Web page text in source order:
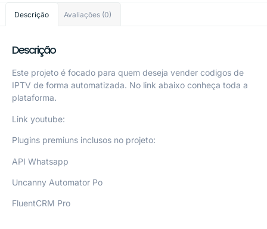
Descrição Avaliações (0)
Descrição
Este projeto é focado para quem deseja vender codigos de
IPTV de forma automatizada. No link abaixo conheça toda a
plataforma.
Link youtube:
Plugins premiuns inclusos no projeto:
API Whatsapp
Uncanny Automator Po
FluentCRM Pro